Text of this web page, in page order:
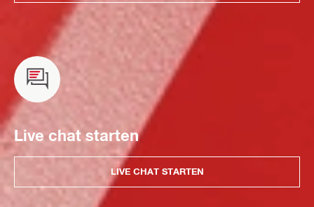
Live chat starten
LIVE CHAT STARTEN